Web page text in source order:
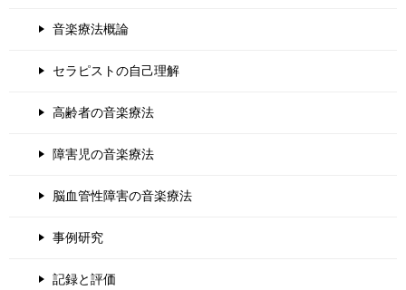
音楽療法概論
セラピストの自己理解
高齢者の音楽療法
障害児の音楽療法
脳血管性障害の音楽療法
事例研究
記録と評価